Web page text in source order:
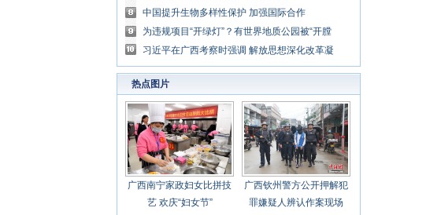
中国提升生物多样性保护 加强国际合作
为违规项目“开绿灯”？有世界地质公园被“开膛
破肚”
习近平在广西考察时强调 解放思想深化改革凝
心聚力担当实干 建设新时代中国特色社会主义
壮美
热点图片
广西南宁家政妇女比拼技
艺 欢庆“妇女节”
广西钦州警方公开押解犯
罪嫌疑人辨认作案现场